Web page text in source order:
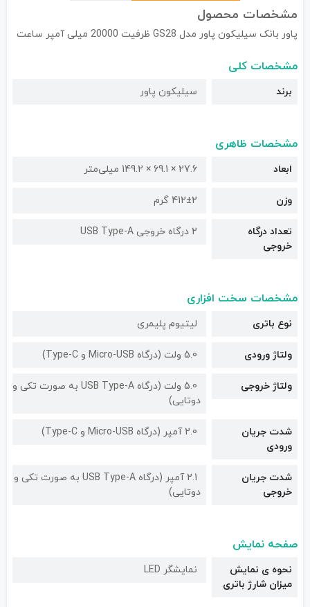
مشخصات محصول
پاور بانک سیلیکون پاور مدل GS28 ظرفیت 20000 میلی آمپر ساعت
مشخصات کلی
برند سیلیکون پاور
مشخصات ظاهری
ابعاد 27.6 × 69.1 × 149.2 میلی‌متر
وزن 412±2 گرم
تعداد درگاه
خروجی
2 درگاه خروجی USB Type-A
مشخصات سخت افزاری
نوع باتری لیتیوم پلیمری
ولتاژ ورودی 5.0 ولت (درگاه Micro-USB و Type-C)
ولتاژ خروجی
5.0 ولت (درگاه USB Type-A به صورت تکی و
دوتایی)
شدت جریان
ورودی
2.0 آمپر (درگاه Micro-USB و Type-C)
شدت جریان
خروجی
2.1 آمپر (درگاه USB Type-A به صورت تکی و
دوتایی)
صفحه نمایش
نحوه ی نمایش
میزان شارژ باتری
نمایشگر LED